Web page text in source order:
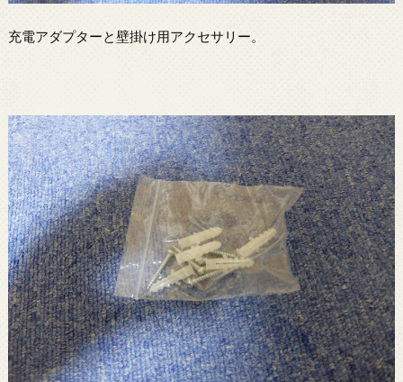
充電アダプターと壁掛け用アクセサリー。